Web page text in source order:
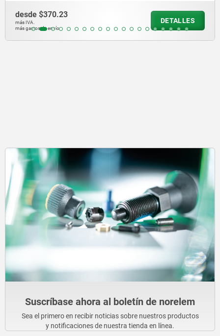
DETALLES
más gastos de envío
Suscríbase ahora al boletín de norelem
Sea el primero en recibir noticias sobre nuestros productos
y notificaciones de nuestra tienda en línea.